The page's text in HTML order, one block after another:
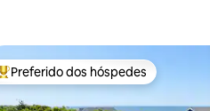
Entre os melhores preferidos dos
Preferido dos hóspedes